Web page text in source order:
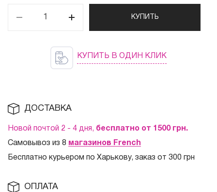
КУПИТЬ
КУПИТЬ В ОДИН КЛИК
ДОСТАВКА
Новой почтой 2 - 4 дня, бесплатно от 1500 грн.
Самовывоз из 8 магазинов French
Бесплатно курьером по Харькову, заказ от 300 грн
ОПЛАТА